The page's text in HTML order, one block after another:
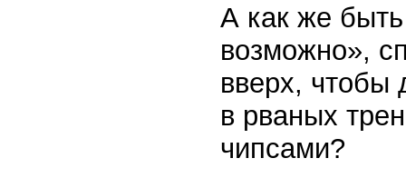
А как же
возможно»,
вверх, чтобы
в рваных
чипсами?